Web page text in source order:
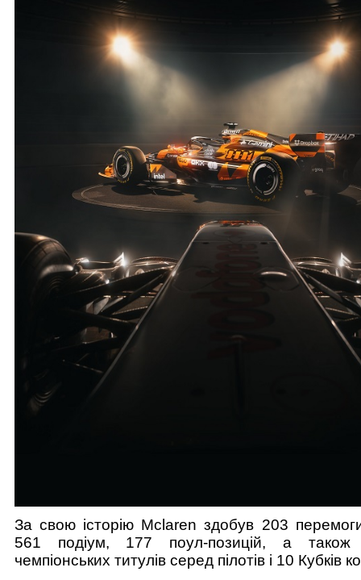
За свою історію Mclaren здобув 203
561 подіум, 177 поул-позицій, а
чемпіонських титулів серед пілотів і 10 Кубків